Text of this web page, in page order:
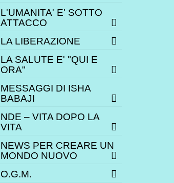
L'UMANITA' E' SOTTO
ATTACCO
LA LIBERAZIONE
LA SALUTE E' "QUI E
ORA"
MESSAGGI DI ISHA
BABAJI
NDE – VITA DOPO LA
VITA
NEWS PER CREARE UN
MONDO NUOVO
O.G.M.